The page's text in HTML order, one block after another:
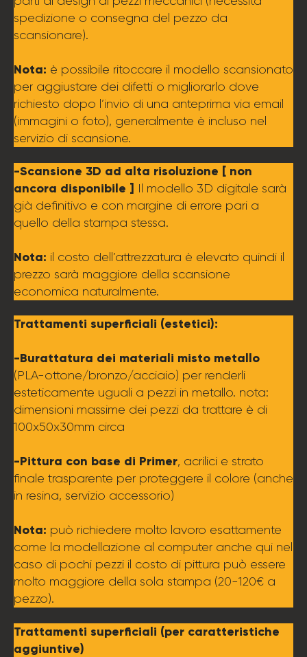
spedizione o consegna del pezzo da
scansionare).
Nota: è possibile ritoccare il modello scansionato
per aggiustare dei difetti o migliorarlo dove
richiesto dopo l’invio di una anteprima via email
(immagini o foto), generalmente è incluso nel
servizio di scansione.
-Scansione 3D ad alta risoluzione [ non
ancora disponibile ] Il modello 3D digitale sarà
già definitivo e con margine di errore pari a
quello della stampa stessa.
Nota: il costo dell’attrezzatura è elevato quindi il
prezzo sarà maggiore della scansione
economica naturalmente.
Trattamenti superficiali (estetici):
-Burattatura dei materiali misto metallo
(PLA-ottone/bronzo/acciaio) per renderli
esteticamente uguali a pezzi in metallo. nota:
dimensioni massime dei pezzi da trattare è di
100x50x30mm circa
-Pittura con base di Primer, acrilici e strato
finale trasparente per proteggere il colore (anche
in resina, servizio accessorio)
Nota: può richiedere molto lavoro esattamente
come la modellazione al computer anche qui nel
caso di pochi pezzi il costo di pittura può essere
molto maggiore della sola stampa (20-120€ a
pezzo).
Trattamenti superficiali (per caratteristiche
aggiuntive)